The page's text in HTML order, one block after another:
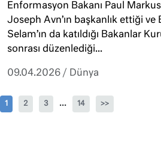
Enformasyon Bakanı Paul
Joseph Avn’ın başkanlık ettiği ve
Selam’ın da katıldığı Bakanlar
sonrası düzenlediği...
09.04.2026 / Dünya
1 2 3 ... 14 >>